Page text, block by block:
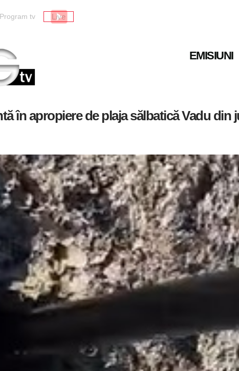
Program tv Live
EMISIUNI
în apropiere de plaja sălbatică Vadu din